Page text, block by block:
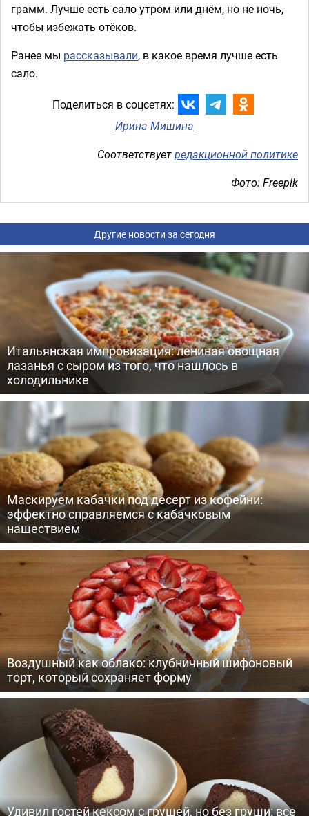
грамм. Лучше есть сало утром или днём, но не ночь,
чтобы избежать отёков.
Ранее мы рассказывали, в какое время лучше есть
сало.
Поделиться в соцсетях:
Ирина Мишина
Соответствуетредакционной политике
Фото: Freepik
Другие новости за сегодня
Итальянская импровизация: ленивая овощная
лазанья с сыром из того, что нашлось в
холодильнике
Маскируем кабачки под десерт из кофейни:
эффектно справляемся с кабачковым
нашествием
Воздушный как облако: клубничный шифоновый
торт, который сохраняет форму
Удивил гостей кексом с грушей, но без груши: все